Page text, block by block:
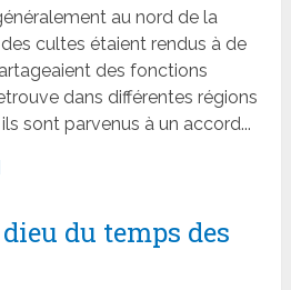
au nord de la
cultes étaient rendus à de
des fonctions
dans différentes régions
sont parvenus à un accord...
du temps des